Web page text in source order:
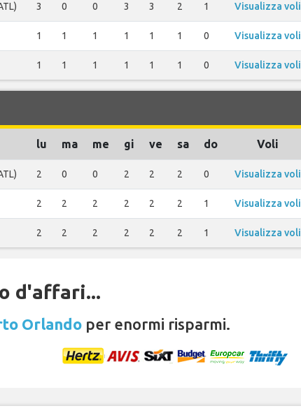
3 0 0 3 3 2 1 Visualizza voli
1 1 1 1 1 1 0 Visualizza voli
1 1 1 1 1 1 0 Visualizza voli
lu ma me gi ve sa do Voli
2 0 0 2 2 2 0 Visualizza voli
2 2 2 2 2 2 1 Visualizza voli
2 2 2 2 2 2 1 Visualizza voli
d'affari...
Orlando per enormi risparmi.